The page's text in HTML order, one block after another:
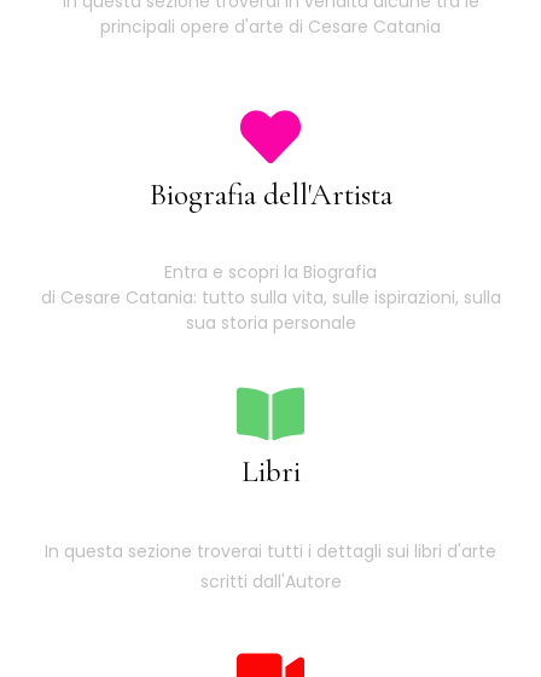
principali opere d'arte di Cesare Catania
Biografia dell'Artista
Entra e scopri la Biografia
di Cesare Catania: tutto sulla vita, sulle ispirazioni, sulla
sua storia personale
Libri
In questa sezione troverai tutti i dettagli sui libri d'arte
scritti dall'Autore